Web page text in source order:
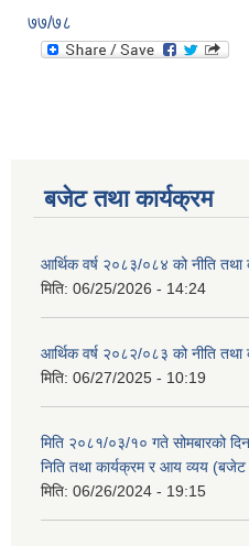
७७/७८
बजेट तथा कार्यक्रम
आर्थिक वर्ष २०८३/०८४ को नीति तथा
मिति: 06/25/2026 - 14:24
आर्थिक वर्ष २०८२/०८३ को नीति तथा
मिति: 06/27/2025 - 10:19
मिति २०८१/०३/१० गते सोमबारको
निति तथा कार्यक्रम र आय व्यय (बजेट
मिति: 06/26/2024 - 19:15